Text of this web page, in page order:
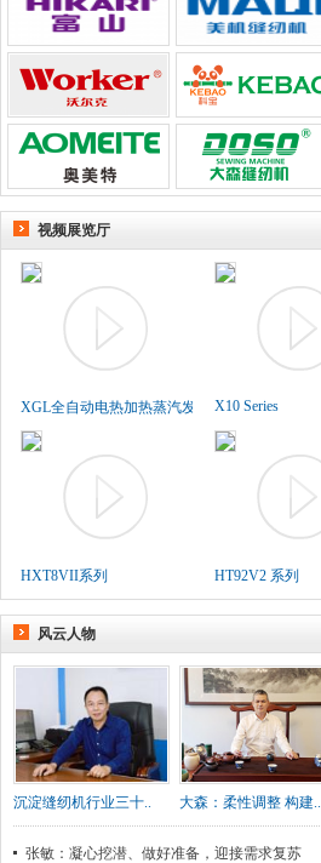
视频展览厅
XGL全自动电热加热蒸汽发生..X10 Series
HXT8VII系列 HT92V2 系列
风云人物
沉淀缝纫机行业三十.. 大森：柔性调整 构建..
张敏：凝心挖潜、做好准备，迎接需求复苏